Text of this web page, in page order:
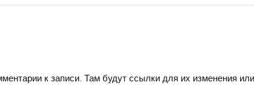
к записи. Там будут ссылки для их изменения или